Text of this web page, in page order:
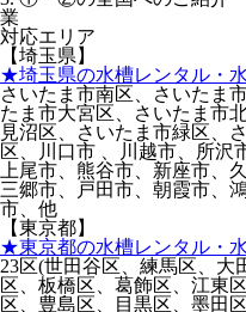
業
対応エリア
【埼玉県】
★埼玉県の水槽レンタル・
さいたま市南区、さいたま
たま市大宮区、さいたま市
見沼区、さいたま市緑区、
区、川口市 、川越市、所沢
上尾市、熊谷市、新座市、
三郷市、戸田市、朝霞市、
市、他
【東京都】
★東京都の水槽レンタル・
23区(世田谷区、練馬区、大
区、板橋区、葛飾区、江東
区、豊島区、目黒区、墨田